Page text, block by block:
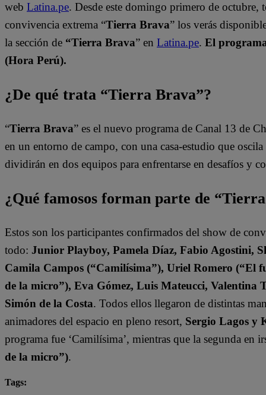
web Latina.pe. Desde este domingo primero de
convivencia extrema “Tierra Brava” los verás
la sección de “Tierra Brava” en Latina.pe. El
(Hora Perú).
¿De qué trata “Tierra Brava”?
“Tierra Brava” es el nuevo programa de Canal 13 de
en un entorno de campo, con una casa-estudio que
dividirán en dos equipos para enfrentarse en desafíos y
¿Qué famosos forman parte de
Estos son los participantes confirmados del show de
todo: Junior Playboy, Pamela Díaz, Fabio Agostini,
Camila Campos (“Camilísima”), Uriel Romero (“El
de la micro”), Eva Gómez, Luis Mateucci, Valentina
Simón de la Costa. Todos ellos llegaron de distintas
animadores del espacio en pleno resort, Sergio Lagos y
programa fue ‘Camilísima’, mientras que la segunda en
de la micro”).
Tags: